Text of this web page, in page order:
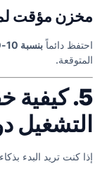
مخزن مؤقت
احتفظ دائماًبنسبة 10-20% من الميزانية الإضافية
المتوقعة.
5.
التشغيل
إذا كنت تريد البدء